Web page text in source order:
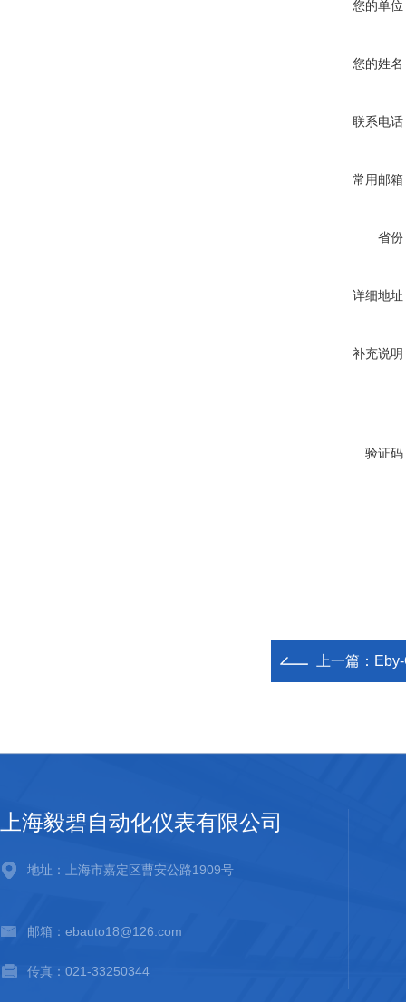
您的单位
您的姓名
联系电话
常用邮箱
省份
详细地址
补充说明
验证码
上一篇：
上海毅碧自动化仪表有限公司
地址：上海市嘉定区曹安公路1909号
邮箱：ebauto18@126.com
传真：021-33250344